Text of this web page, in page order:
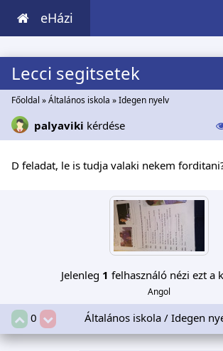
eHázi
Lecci segitsetek
Főoldal »Általános iskola »Idegen nyelv
palyaviki kérdése
D feladat, le is tudja valaki nekem
Jelenleg 1 felhasználó nézi ezt a
Angol
0 Általános iskola / Idegen